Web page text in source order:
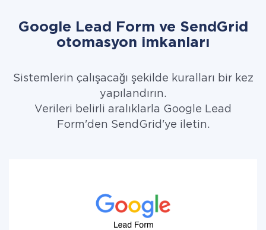
Google Lead Form ve SendGrid
otomasyon imkanları
Sistemlerin çalışacağı şekilde kuralları bir kez
yapılandırın.
Verileri belirli aralıklarla Google Lead
Form'den SendGrid'ye iletin.